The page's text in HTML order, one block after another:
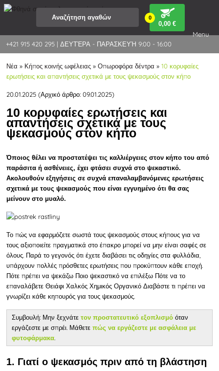
+421 915 420 295 | ΔΕΥΤΈΡΑ - ΠΑΡΑΣΚΕΥΉ 9:00 - 16:00
0
0,00 €
Menu
Νέα » Κήπος κοινής ωφέλειας »Οπωροφόρα δέντρα »10 κορυφαίες
ερωτήσεις και απαντήσεις σχετικά με τους ψεκασμούς στον κήπο
20.01.2025 (Αρχικό άρθρο: 09.01.2025)
10 κορυφαίες ερωτήσεις και
απαντήσεις σχετικά με τους
ψεκασμούς στον κήπο
Όποιος θέλει να προστατέψει τις καλλιέργειες στον κήπο του από
παράσιτα ή ασθένειες, έχει φτάσει συχνά στο ψεκαστικό.
Ακολουθούν εξηγήσεις σε συχνά επαναλαμβανόμενες ερωτήσεις
σχετικά με τους ψεκασμούς που είναι εγγυημένο ότι θα σας
μείνουν στο μυαλό.
Το πώς να εφαρμόζετε σωστά τους ψεκασμούς στους κήπους για να
τους αξιοποιείτε πραγματικά στο έπακρο μπορεί να μην είναι σαφές σε
όλους. Παρά το γεγονός ότι έχετε διαβάσει τις οδηγίες στα φυλλάδια,
υπάρχουν πολλές πρόσθετες ερωτήσεις που προκύπτουν κάθε εποχή.
Πότε πρέπει να ψεκάζω Ποιο ψεκαστικό να επιλέξω Πότε να το
επαναλάβετε Θειάφι Χαλκός Χημικός Οργανικό Διαβάστε τι πρέπει να
γνωρίζει κάθε κηπουρός για τους ψεκασμούς.
Συμβουλή: Μην ξεχνάτετον προστατευτικό εξοπλισμό όταν
εργάζεστε με σπρέι. Μάθετεπώς να εργάζεστε με ασφάλεια με
φυτοφάρμακα.
1. Γιατί ο ψεκασμός πριν από τη βλάστηση